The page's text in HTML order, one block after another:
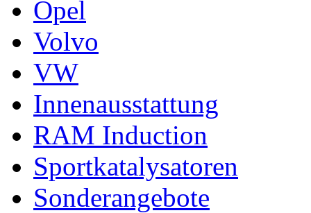
Opel
Volvo
VW
Innenausstattung
RAM Induction
Sportkatalysatoren
Sonderangebote